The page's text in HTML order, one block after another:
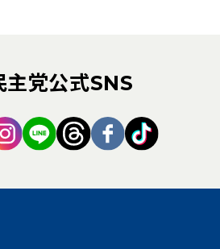
主党公式SNS
タブで開く）
しいタブで開く）
（新しいタブで開く）
（新しいタブで開く）
（新しいタブで開
（新しいタブ
（新しい